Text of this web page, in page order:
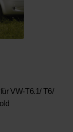
VW-T6.1/ T6/